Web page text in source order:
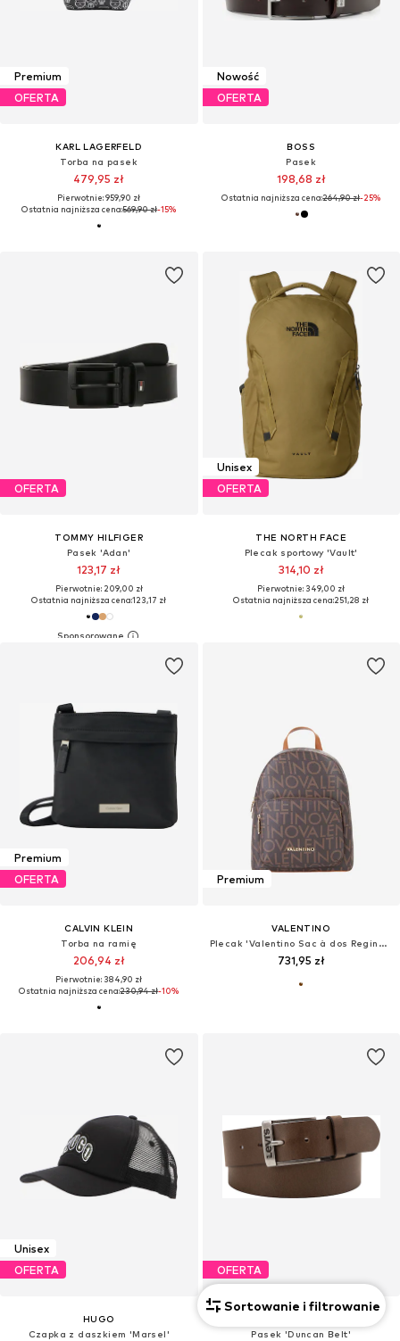
Premium
OFERTA
KARL LAGERFELD
Torba na pasek
479,95 zł
Pierwotnie: 959,90 zł
Ostatnia najniższa cena:569,90 zł-15%
Nowość
OFERTA
BOSS
Pasek
198,68 zł
Ostatnia najniższa cena:264,90 zł-25%
OFERTA
TOMMY HILFIGER
Pasek 'Adan'
123,17 zł
Pierwotnie: 209,00 zł
Ostatnia najniższa cena:123,17 zł
Unisex
OFERTA
THE NORTH FACE
Plecak sportowy 'Vault'
314,10 zł
Pierwotnie: 349,00 zł
Ostatnia najniższa cena:251,28 zł
Premium
OFERTA
CALVIN KLEIN
Torba na ramię
206,94 zł
Pierwotnie: 384,90 zł
Ostatnia najniższa cena:230,94 zł-10%
Premium
VALENTINO
Plecak 'Valentino Sac à dos Regina Re Moro/Naturale'
731,95 zł
Unisex
OFERTA
HUGO
Czapka z daszkiem 'Marsel'
OFERTA
Pasek 'Duncan Belt'
Sortowanie i filtrowanie